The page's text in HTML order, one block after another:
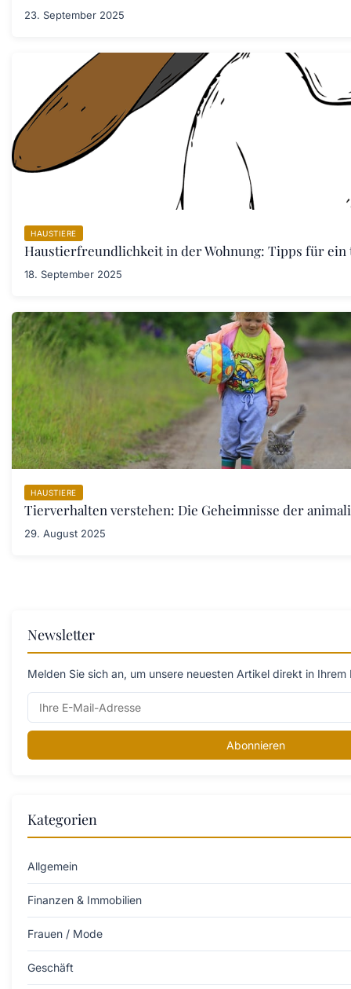
23. September 2025
HAUSTIERE
Haustierfreundlichkeit in der Wohnung: Tipps für ein
18. September 2025
HAUSTIERE
Tierverhalten verstehen: Die Geheimnisse der
29. August 2025
Newsletter
Melden Sie sich an, um unsere neuesten Artikel direkt in
Abonnieren
Kategorien
Allgemein
Finanzen & Immobilien
Frauen / Mode
Geschäft